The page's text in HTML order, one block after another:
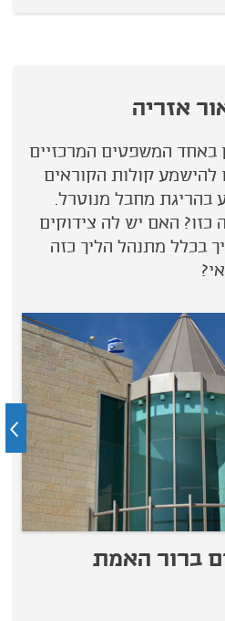
אזריה
באחד המשפטים המרכזיים
להישמע קולות הקוראים
בהריגת מחבל מנוטרל.
האם יש לה צידוקים
בכלל מתנהל הליך כזה
ברור האמת